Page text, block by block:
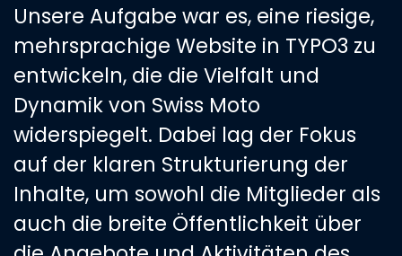
Unsere Aufgabe war es, eine riesige,
mehrsprachige Website in TYPO3 zu
entwickeln, die die Vielfalt und
Dynamik von Swiss Moto
widerspiegelt. Dabei lag der Fokus
auf der klaren Strukturierung der
Inhalte, um sowohl die Mitglieder als
auch die breite Öffentlichkeit über